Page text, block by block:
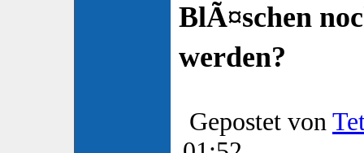
BlÃ¤schen
werden?
Gepostet von